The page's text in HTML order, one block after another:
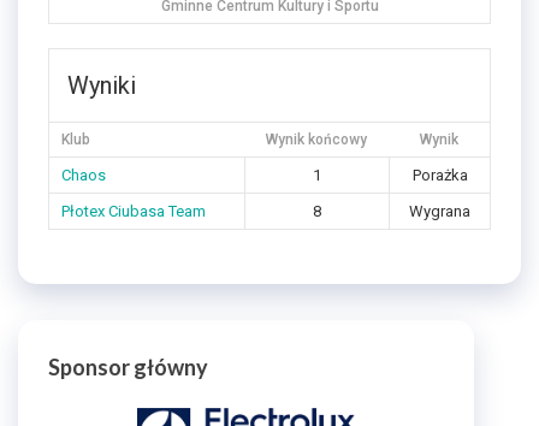
Gminne Centrum Kultury i Sportu
Wyniki
Klub Wynik końcowy Wynik
Chaos 1
Porażka
Płotex Ciubasa Team
8 Wygrana
Sponsor główny